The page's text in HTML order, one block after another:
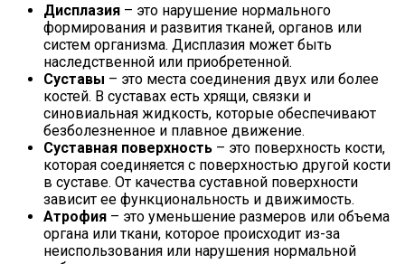
Дисплазия – это нарушение нормального
формирования и развития тканей, органов или
систем организма. Дисплазия может быть
наследственной или приобретенной.
Суставы – это места соединения двух или более
костей. В суставах есть хрящи, связки и
синовиальная жидкость, которые обеспечивают
безболезненное и плавное движение.
Суставная поверхность – это поверхность кости,
которая соединяется с поверхностью другой кости
в суставе. От качества суставной поверхности
зависит ее функциональность и движимость.
Атрофия – это уменьшение размеров или объема
органа или ткани, которое происходит из-за
неиспользования или нарушения нормальной